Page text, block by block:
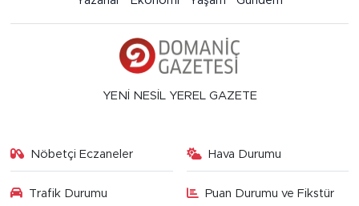
YENİ NESİL YEREL GAZETE
Nöbetçi Eczaneler Hava Durumu
Trafik Durumu Puan Durumu ve Fikstür